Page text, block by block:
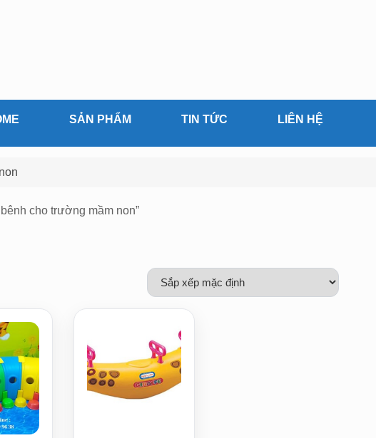
SẢN PHẨM TIN TỨC LIÊN HỆ
cho trường mầm non”